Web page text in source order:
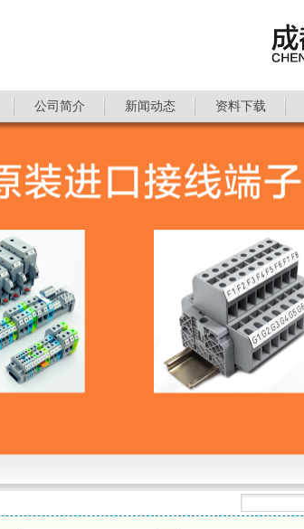
公司简介 新闻动态 资料下载